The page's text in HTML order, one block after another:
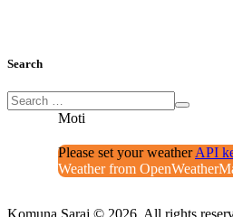
Search
Moti
Please set your weatherAPI
Weather from
Komuna Saraj © 2026. All rights